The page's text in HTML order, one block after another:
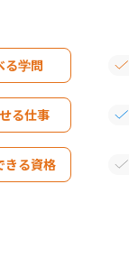
る学問
る仕事
きる資格